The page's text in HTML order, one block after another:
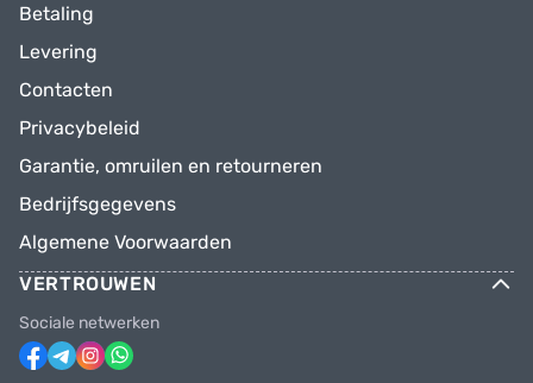
Betaling
Levering
Contacten
Privacybeleid
Garantie, omruilen en retourneren
Bedrijfsgegevens
Algemene Voorwaarden
VERTROUWEN
Sociale netwerken